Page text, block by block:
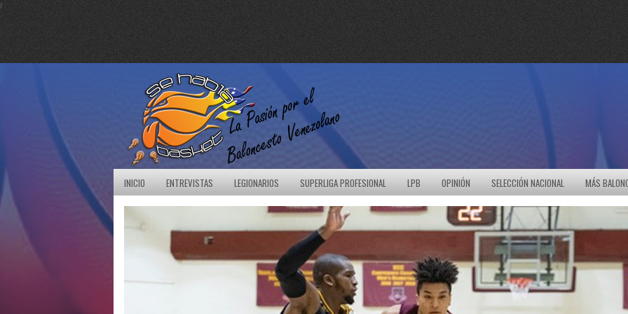
r
INICIO ENTREVISTAS LEGIONARIOS SUPERLIGA PROFESIONAL LPB OPINIÓN SELECCIÓN NACIONAL MÁS